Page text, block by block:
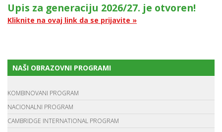
Upis za generaciju 2026/27. je otvoren!
Kliknite na ovaj link da se prijavite »
NAŠI OBRAZOVNI PROGRAMI
KOMBINOVANI PROGRAM
NACIONALNI PROGRAM
CAMBRIDGE INTERNATIONAL PROGRAM